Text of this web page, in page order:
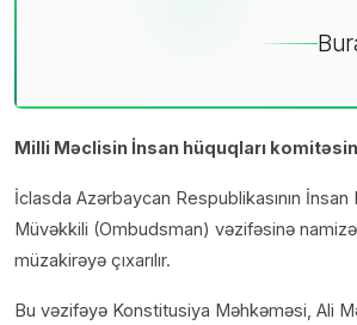
Milli Məclisin İnsan hüquqları
İclasda Azərbaycan Respublikasının İnsan
Müvəkkili (Ombudsman) vəzifəsinə
müzakirəyə çıxarılır.
Bu vəzifəyə Konstitusiya Məhkəməsi, Ali